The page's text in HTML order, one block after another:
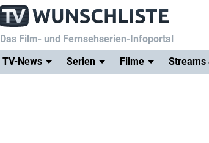
Das Film- und Fernsehserien-Infoportal
TV-News
Serien Filme Streams